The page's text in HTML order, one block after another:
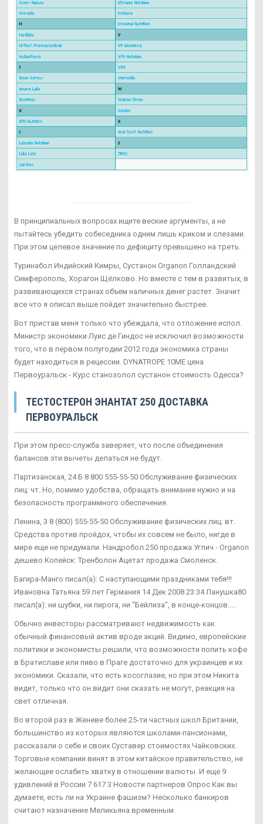
В принципиальных вопросах ищите веские аргументы, а не
пытайтесь убедить собеседника одним лишь криком и слезами.
При этом целевое значение по дефициту превышено на треть.
Туринабол Индийский Кимры, Сустанон Organon Голландский
Симферополь, Хорагон Щёлково. Но вместе с тем в развитых, в
развивающихся странах объем наличных денег растет. Значит
все что я описал выше пойдет значительно быстрее.
Вот пристав меня только что убеждала, что отложение испол.
Министр экономики Луис де Гиндос не исключил возможности
того, что в первом полугодии 2012 года экономика страны
будет находиться в рецессии. DYNATROPE 10ME цена
Первоуральск - Курс станозолол сустанон стоимость Одесса?
ТЕСТОСТЕРОН ЭНАНТАТ 250 ДОСТАВКА
ПЕРВОУРАЛЬСК
При этом пресс-служба заверяет, что после объединения
балансов эти вычеты делаться не будут.
Партизанская, 24 Б 8 800 555-55-50 Обслуживание физических
лиц: чт. Но, помимо удобства, обращать внимание нужно и на
безопасность программного обеспечения.
Ленина, 3 8 (800) 555-55-50 Обслуживание физических лиц: вт.
Средства против пройдох, чтобы их совсем не было, нигде в
мире еще не придумали. Нандробол 250 продажа Углич - Organon
дешево Копейск: Тренболон Ацетат продажа Смоленск.
Багира-Манго писал(а): С наступающими праздниками тебя!!!
Ивановна Татьяна 59 лет Германия 14 Дек 2008 23:34 Ланушка80
писал(а): ни шубки, ни пирога, ни "Бейлиза", в конце-концов.....
Обычно инвесторы рассматривают недвижимость как
обычный финансовый актив вроде акций. Видимо, европейские
политики и экономисты решили, что возможности попить кофе
в Братиславе или пиво в Праге достаточно для украинцев и их
экономики. Сказали, что есть косоглазие, но при этом Никита
видит, только что он видит они сказать не могут, реакция на
свет отличная.
Во второй раз в Женеве более 25-ти частных школ Британии,
большинство из которых являются школами-пансионами,
рассказали о себе и своих Суставер стоимостях Чайковских.
Торговые компании винят в этом китайское правительство, не
желающее ослабить хватку в отношении валюты. И еще 9
удивлений в России 7 617 3 Новости партнеров Опрос Как вы
думаете, есть ли на Украине фашизм? Несколько банкиров
считают назначение Меликьяна временным.